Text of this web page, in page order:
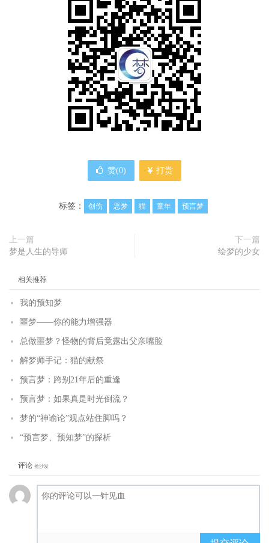
赞(0) 打赏
标签： 创伤 恶梦 猫 童年 预言梦
上一篇
梦是人生的导师
下一篇
绘梦的少女
相关推荐
我的预知梦
噩梦——你的能力增强器
总做噩梦？怪物的背后竟露出父亲嘴脸
解梦师手记：猫的献祭
预言梦：跨别21年后的重逢
预言梦：如果真是时光倒流？
梦的“神谕论”观点站住脚吗？
“预言梦、预知梦”的探析
评论 抢沙发